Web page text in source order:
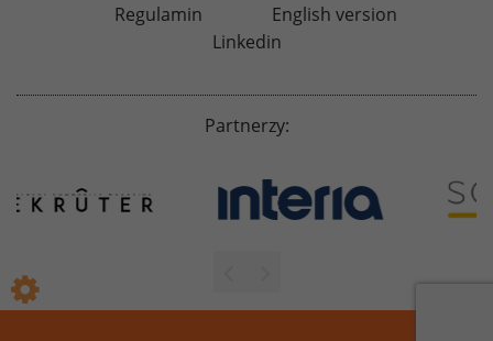
Regulamin
English version
Linkedin
Partnerzy: